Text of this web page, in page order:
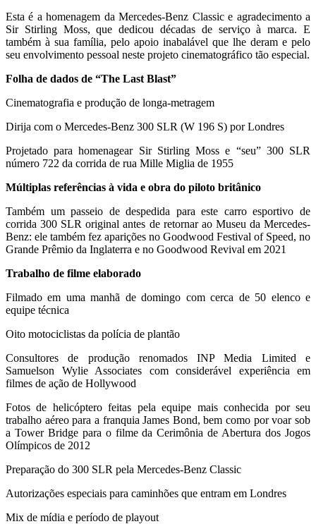
Esta é a homenagem da Mercedes-Benz Classic e agradecimento a
Sir Stirling Moss, que dedicou décadas de serviço à marca. E
também à sua família, pelo apoio inabalável que lhe deram e pelo
seu envolvimento pessoal neste projeto cinematográfico tão especial.
Folha de dados de “The Last Blast”
Cinematografia e produção de longa-metragem
Dirija com o Mercedes-Benz 300 SLR (W 196 S) por Londres
Projetado para homenagear Sir Stirling Moss e “seu” 300 SLR
número 722 da corrida de rua Mille Miglia de 1955
Múltiplas referências à vida e obra do piloto britânico
Também um passeio de despedida para este carro esportivo de
corrida 300 SLR original antes de retornar ao Museu da Mercedes-
Benz: ele também fez aparições no Goodwood Festival of Speed, no
Grande Prêmio da Inglaterra e no Goodwood Revival em 2021
Trabalho de filme elaborado
Filmado em uma manhã de domingo com cerca de 50 elenco e
equipe técnica
Oito motociclistas da polícia de plantão
Consultores de produção renomados INP Media Limited e
Samuelson Wylie Associates com considerável experiência em
filmes de ação de Hollywood
Fotos de helicóptero feitas pela equipe mais conhecida por seu
trabalho aéreo para a franquia James Bond, bem como por voar sob
a Tower Bridge para o filme da Cerimônia de Abertura dos Jogos
Olímpicos de 2012
Preparação do 300 SLR pela Mercedes-Benz Classic
Autorizações especiais para caminhões que entram em Londres
Mix de mídia e período de playout